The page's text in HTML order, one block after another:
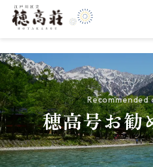
Recommended
穂高号お勧